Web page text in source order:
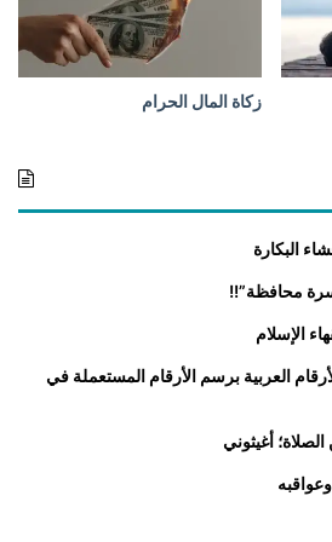
زكاة المال الحرام
البكارة
محافظة”!!
الإسلام
العربية برسم الأرقام المستعملة في
أغيثوني